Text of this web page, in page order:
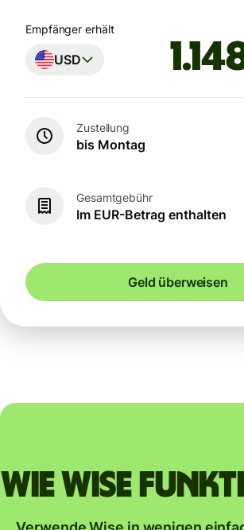
Empfänger erhält
USD
Zustellung
bis Montag
Gesamtgebühr
Im EUR-Betrag enthalten
Geld überweisen
Wie Wise